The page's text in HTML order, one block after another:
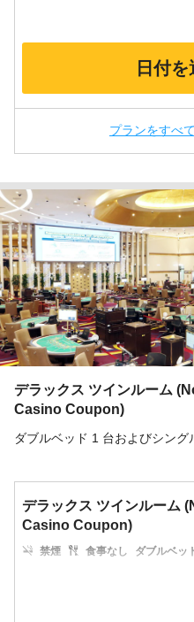
日付
プランをすべ
デラックス ツインルーム
Casino Coupon)
ダブルベッド 1 台およびシング
デラックス ツインルーム
Casino Coupon)
禁煙 食事なし
ダブルベッ